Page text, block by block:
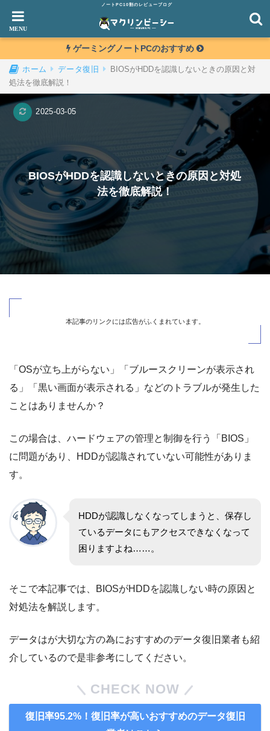
ノートPC10割のレビューブログ
ゲーミングノートPCのおすすめ
ホーム データ復旧
BIOSがHDDを認識しないときの原因と対
処法を徹底解説！
BIOSがHDDを認識しないときの原因と対処
法を徹底解説！
2025-03-05
本記事のリンクには広告がふくまれています。
「OSが立ち上がらない」「ブルースクリーンが表示され
る」「黒い画面が表示される」などのトラブルが発生した
ことはありませんか？
この場合は、ハードウェアの管理と制御を行う「BIOS」
に問題があり、HDDが認識されていない可能性がありま
す。
HDDが認識しなくなってしまうと、保存し
ているデータにもアクセスできなくなって
困りますよね……。
そこで本記事では、BIOSがHDDを認識しない時の原因と
対処法を解説します。
データはが大切な方の為におすすめのデータ復旧業者も紹
介しているので是非参考にしてください。
CHECK NOW
復旧率95.2%！復旧率が高いおすすめのデータ復旧